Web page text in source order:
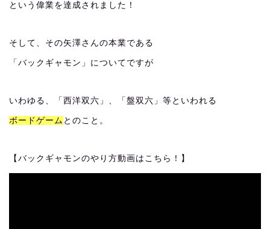
という偉業を達成されました！
そして、その矢澤さんの本業である
「バックギャモン」についてですが
いわゆる、「西洋双六」、「盤双六」等といわれる
ボードゲーム とのこと。
【バックギャモンのやり方動画はこちら！】